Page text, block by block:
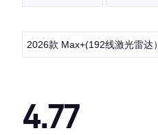
2026款 Max+(192线激光雷达）
4.77